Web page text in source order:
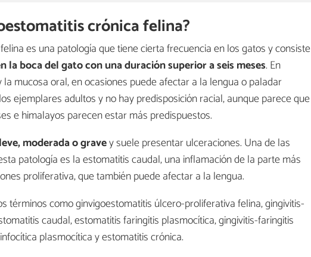
crónica felina?
es una patología que tiene cierta frecuencia en los gatos y consiste
la boca del gato con una duración superior a seis meses. En
mucosa oral, en ocasiones puede afectar a la lengua o paladar
ejemplares adultos y no hay predisposición racial, aunque parece que
e himalayos parecen estar más predispuestos.
moderada o gravey suele presentar ulceraciones. Una de las
patología es la estomatitis caudal, una inflamación de la parte más
proliferativa, que también puede afectar a la lengua.
términos como ginvigoestomatitis úlcero-proliferativa felina, gingivitis-
caudal, estomatitis faringitis plasmocítica, gingivitis-faringitis
plasmocítica y estomatitis crónica.